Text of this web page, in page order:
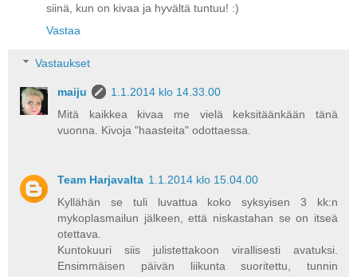
siinä, kun on kivaa ja hyvältä tuntuu! :)
Vastaa
Vastaukset
maiju
1.1.2014 klo 14.33.00
Mitä kaikkea kivaa me vielä keksitäänkään tänä
vuonna. Kivoja "haasteita" odottaessa.
Team Harjavalta 1.1.2014 klo 15.04.00
Kyllähän se tuli luvattua koko syksyisen 3 kk:n
mykoplasmailun jälkeen, että niskastahan se on itseä
otettava.
Kuntokuuri siis julistettakoon virallisesti avatuksi.
Ensimmäisen päivän liikunta suoritettu, tunnin